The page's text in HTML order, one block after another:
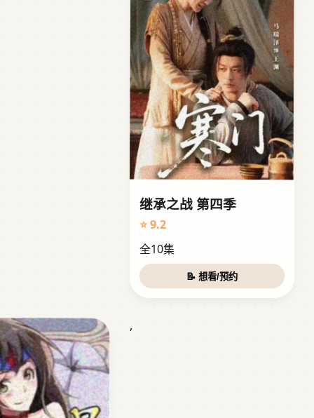
继承之战 第四季
⭐ 9.2
全10集
📝 想看/预约
,